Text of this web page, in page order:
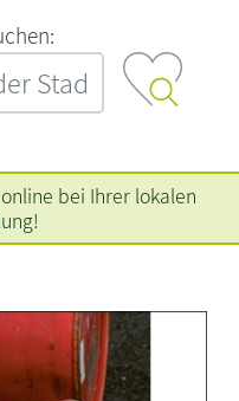
bei Ihrer lokalen